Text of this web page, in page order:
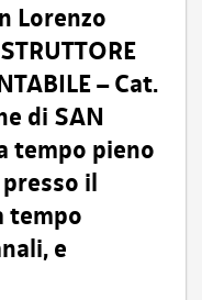
Lorenzo
– Cat.
di SAN
tempo pieno
il
tempo
e